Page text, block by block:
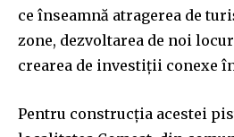
ce înseamnă atragerea de
zone, dezvoltarea de noi
crearea de investiții conexe
Pentru construcția acestei